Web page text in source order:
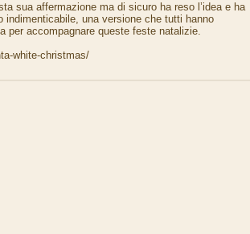
sua affermazione ma di sicuro ha reso l’idea e ha
una versione che tutti hanno
per accompagnare queste feste natalizie.
white-christmas/